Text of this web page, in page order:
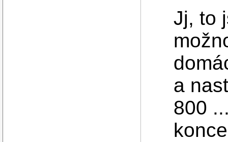
Jj, to
a
800